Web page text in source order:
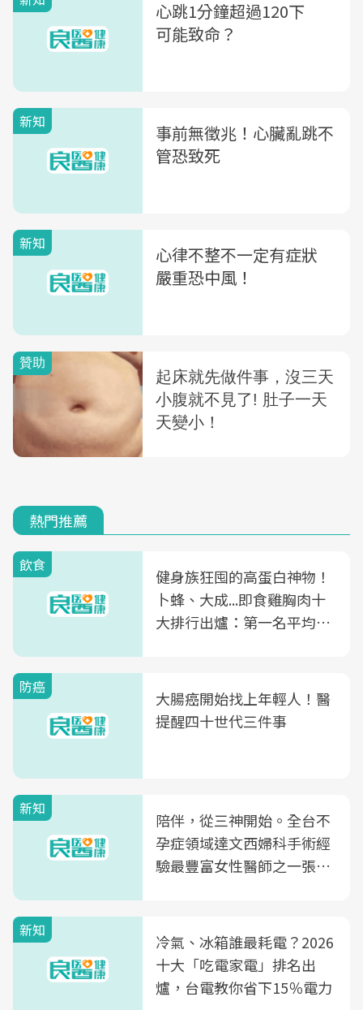
心跳1分鐘超過120下
可能致命？
新知
事前無徵兆！心臟亂跳不
管恐致死
新知
心律不整不一定有症狀
嚴重恐中風！
熱門推薦
飲食
健身族狂囤的高蛋白神物！
卜蜂、大成...即食雞胸肉十
大排行出爐：第一名平均一
防癌
大腸癌開始找上年輕人！醫
提醒四十世代三件事
新知
陪伴，從三神開始。全台不
孕症領域達文西婦科手術經
驗最豐富女性醫師之一張永
光田醫院建構360度女性健
康照護生態圈
新知
冷氣、冰箱誰最耗電？2026
十大「吃電家電」排名出
爐，台電教你省下15％電力